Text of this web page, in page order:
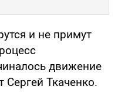
и не примут
движение
Сергей Ткаченко.